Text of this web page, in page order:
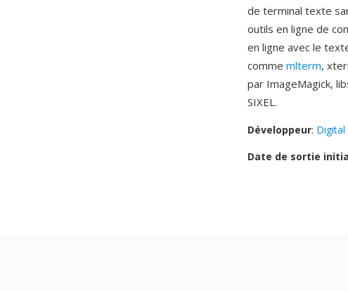
de terminal texte
outils en ligne de
en ligne avec le
comme mlterm,
par ImageMagick,
SIXEL.
Développeur:
Date de sortie